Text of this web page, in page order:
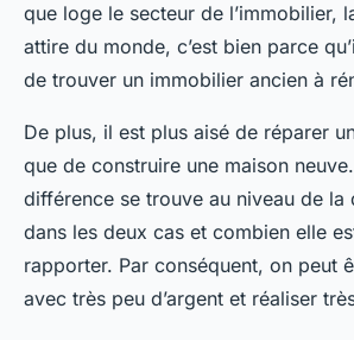
que loge le secteur de l’immobilier,
attire du monde, c’est bien parce
de trouver un immobilier ancien à
De plus, il est plus aisé de réparer
que de construire une maison
différence se trouve au niveau de la
dans les deux cas et combien elle
rapporter. Par conséquent, on peut
avec très peu d’argent et réaliser